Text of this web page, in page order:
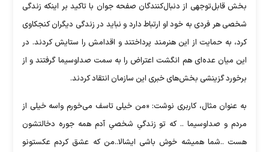
بخش قابل‌توجهی از دنبال‌کنندگان صفحه جوان با تاکید بر اینکه زندگی
شخصی هر فردی به خود او ارتباط دارد و نباید در زندگی دیگران کنجکاوی
کرد، به حمایت از این هنرمند پرداختند و اقدامش را ستایش کردند. در
این میان عده‌ای هم انگشت اعتراض را به سمت صداوسیما گرفتند و از
برخورد گزینشی بخش‌های خبری این سازمان انتقاد کردند.
به عنوان مثال، کاربری نوشت: «من خیلی تاسف می‌خورم واسه خیلی از
مردم و صداوسیما .. که تو زندگیِ شخصیِ آدم همه جوره دخالتشون
هست ..شما همیشه خوش باشی ایشالا..من که عشق کردم عکستونو